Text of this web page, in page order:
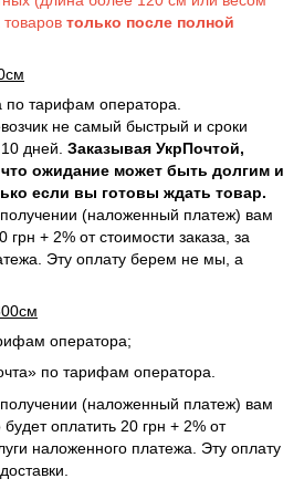
только после полной
тарифам оператора.
не самый быстрый и сроки
дней. Заказывая УкрПочтой,
ожидание может быть долгим и
если вы готовы ждать товар.
(наложенный платеж) вам
грн + 2% от стоимости заказа, за
Эту оплату берем не мы, а
оператора;
по тарифам оператора.
(наложенный платеж) вам
оплатить 20 грн + 2% от
наложенного платежа. Эту оплату